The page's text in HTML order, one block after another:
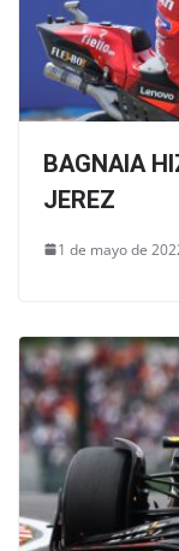
BAGNAIA
JEREZ
1 de mayo de